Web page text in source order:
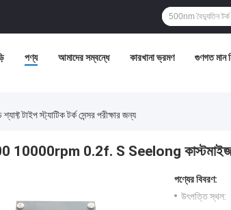
পণ্য আমাদের সম্বন্ধে কারখানা ভ্রমণ গুণগত মান
স্ট্যাটিক টর্ক সেন্সর পরীক্ষার জন্য
0.2f. S Seelong কাস্টমাইজড
পণ্যের বিবরণ:
উৎপত্তি স্থল: